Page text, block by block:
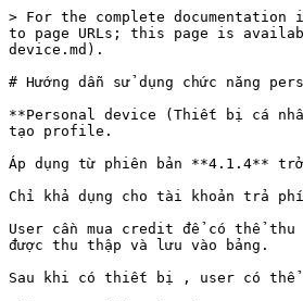
> For the complete
to page URLs; this page is
device.md).
# Hướng dẫn sử dụng chức năng
**Personal device (Thiết bị cá
tạo profile.
Áp dụng từ phiên bản **4.1.4**
Chỉ khả dụng cho tài khoản trả
User cần mua credit để có thể
được thu thập và lưu vào bảng.
Sau khi có thiết bị , user có thể